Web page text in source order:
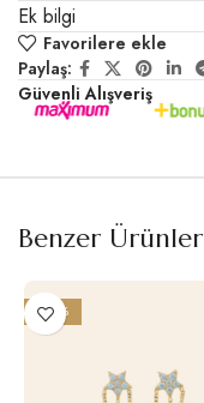
Ek bilgi
Favorilere ekle
Paylaş:
Güvenli Alışveriş
Benzer Ürünler
-20%